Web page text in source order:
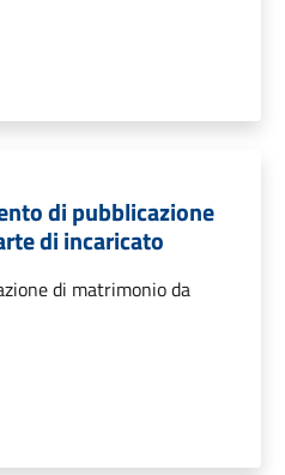
di pubblicazione
di incaricato
di matrimonio da